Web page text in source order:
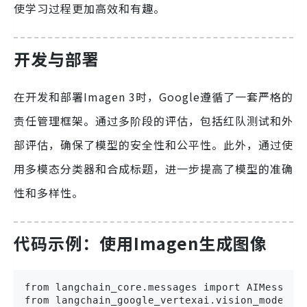
使学习过程更加高效和有趣。
开发与部署
在开发和部署Imagen 3时，Google遵循了一套严格的
责任管理框架。通过多阶段的评估，包括红队测试和外
部评估，确保了模型的安全性和公平性。此外，通过使
用多模态分类器和合成标题，进一步提高了模型的准确
性和多样性。
代码示例：使用Imagen生成图像
from langchain_core.messages import AIMessage,
from langchain_google_vertexai.vision_models